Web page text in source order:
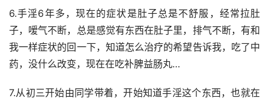
6.手淫6年多，现在的症状是肚子总是不舒服，经常拉肚
子，嗳气不断，总是感觉有东西在肚子里，排气不断，有和
我一样症状的回一下，知道怎么治疗的希望告诉我，吃了中
药，没什么改变，现在在吃补脾益肠丸…
7.从初三开始由同学带着，开始知道手淫这个东西，也就在